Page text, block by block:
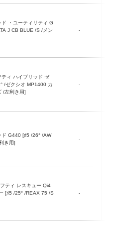
J CB BLUE /S /メン
-
/ゼクシオ MP1400 カ
/左利き用]
-
き用]
-
[♯5 /25° /REAX 75 /S
-